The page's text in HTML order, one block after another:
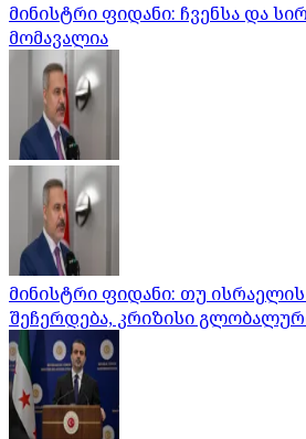
მინისტრი ფიდანი: ჩვენსა და
მომავალია
მინისტრი ფიდანი: თუ ისრაელის
შეჩერდება, კრიზისი